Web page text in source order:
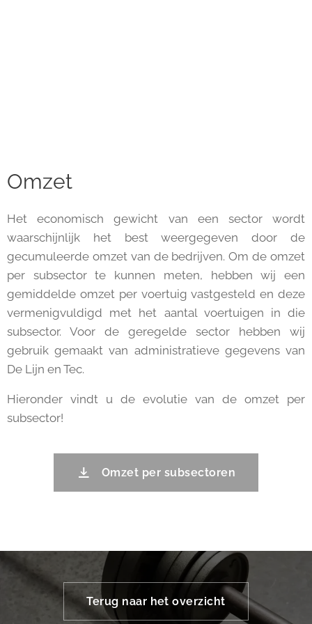
Omzet
Het economisch gewicht van een sector wordt
waarschijnlijk het best weergegeven door de
gecumuleerde omzet van de bedrijven. Om de omzet
per subsector te kunnen meten, hebben wij een
gemiddelde omzet per voertuig vastgesteld en deze
vermenigvuldigd met het aantal voertuigen in die
subsector. Voor de geregelde sector hebben wij
gebruik gemaakt van administratieve gegevens van
De Lijn en Tec.
Hieronder vindt u de evolutie van de omzet per
subsector!
Omzet per subsectoren
Terug naar het overzicht